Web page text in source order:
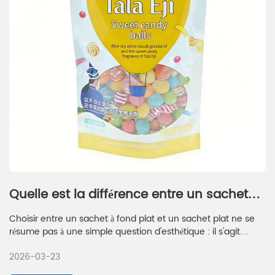
Quelle est la différence entre un sachet
vertical et un sachet plat ?
Choisir entre un sachet à fond plat et un sachet plat ne se
résume pas à une simple question d'esthétique : il s'agit
vos circuits de distribution et à votre image de marque. Le
2026-03-23